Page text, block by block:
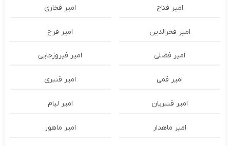
امیر فتاح امیر فخاری
امیر فخرالدین امیر فرخ
امیر فضلی امیر فیروزجایی
امیر قمی امیر قنبری
امیر قنبریان امیر لیام
امیر ماهدار امیر ماهور